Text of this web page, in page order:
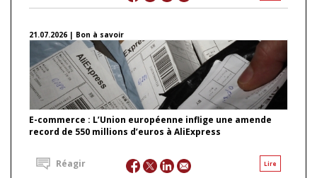
21.07.2026 | Bon à savoir
E-commerce : L’Union européenne inflige une amende
record de 550 millions d’euros à AliExpress
Lire
Réagir